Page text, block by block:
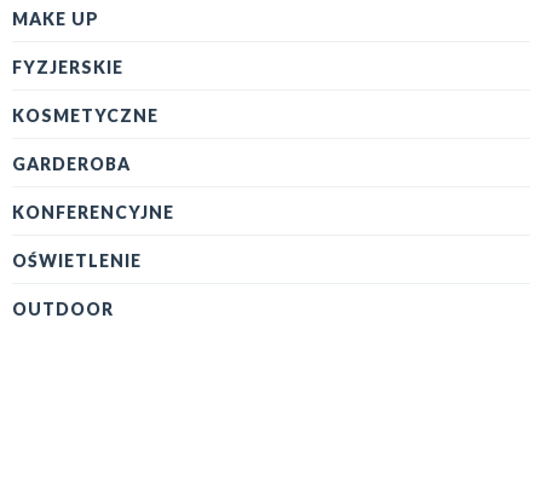
MAKE UP
FYZJERSKIE
KOSMETYCZNE
GARDEROBA
KONFERENCYJNE
OŚWIETLENIE
OUTDOOR